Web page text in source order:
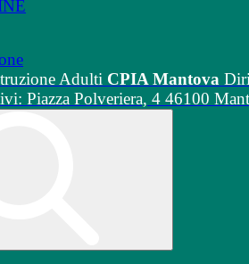
Adulti CPIA Mantova
Piazza Polveriera, 4 46100